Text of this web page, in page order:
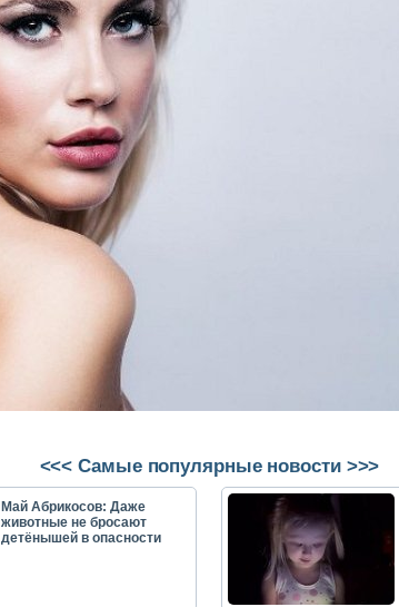
<<< Самые популярные новости >>>
Май Абрикосов: Даже
животные не бросают
детёнышей в опасности